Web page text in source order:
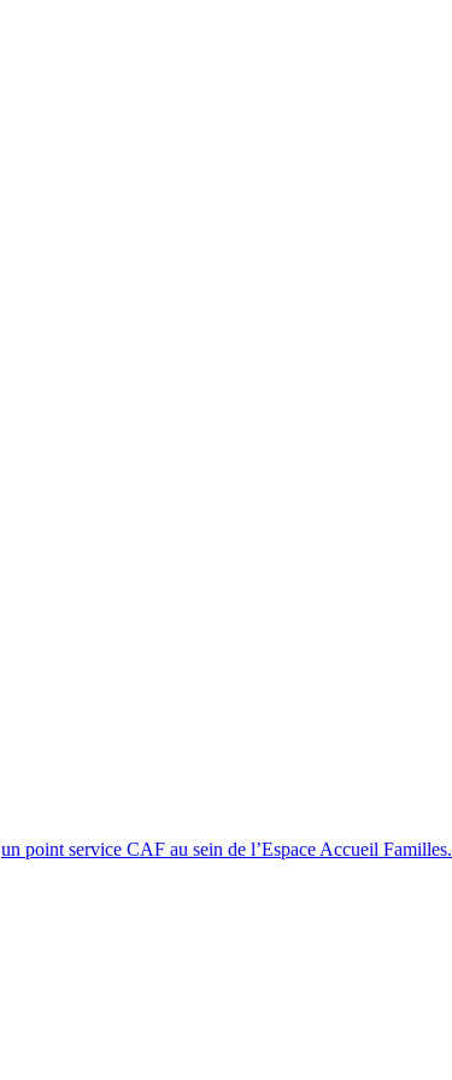
un point service CAF au sein de l’Espace Accueil Familles.